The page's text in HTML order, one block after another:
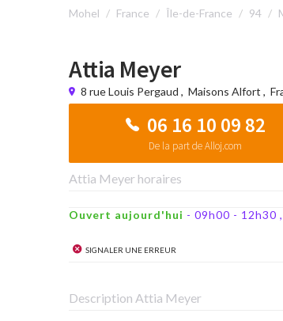
Mohel France Île-de-France 94
Attia Meyer
8 rue Louis Pergaud , Maisons Alfort ,
06 16 10 09 82
De la part de Alloj.com
Attia Meyer horaires
Ouvert aujourd'hui - 09h00 - 12h30
Signaler une erreur
Description Attia Meyer